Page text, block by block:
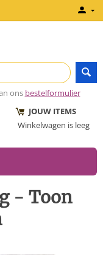
ons bestelformulier
JOUW ITEMS
Winkelwagen is leeg
- Toon